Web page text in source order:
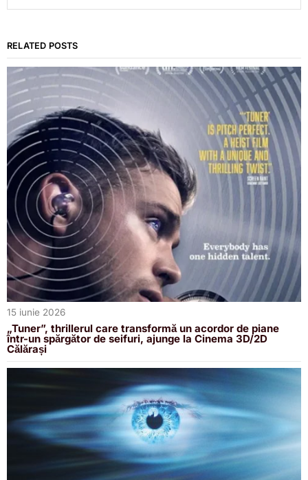
RELATED POSTS
15 iunie 2026
„Tuner”, thrillerul care transformă un acordor de piane
într-un spărgător de seifuri, ajunge la Cinema 3D/2D
Călărași